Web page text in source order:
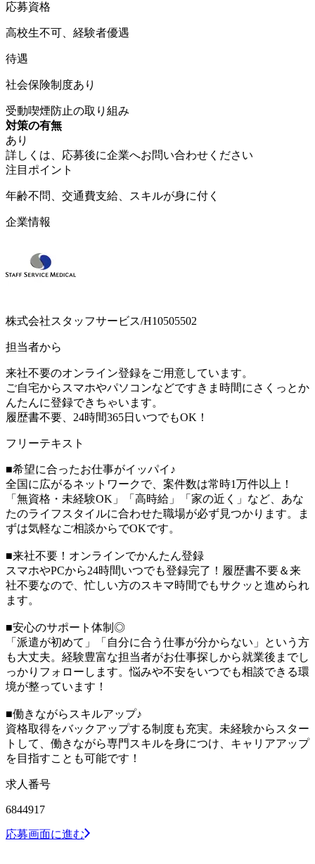
応募資格
高校生不可、経験者優遇
待遇
社会保険制度あり
受動喫煙防止の取り組み
対策の有無
あり
詳しくは、応募後に企業へお問い合わせください
注目ポイント
年齢不問、交通費支給、スキルが身に付く
企業情報
株式会社スタッフサービス/H10505502
担当者から
来社不要のオンライン登録をご用意しています。
ご自宅からスマホやパソコンなどですきま時間にさくっとか
んたんに登録できちゃいます。
履歴書不要、24時間365日いつでもOK！
フリーテキスト
■希望に合ったお仕事がイッパイ♪
全国に広がるネットワークで、案件数は常時1万件以上！
「無資格・未経験OK」「高時給」「家の近く」など、あな
たのライフスタイルに合わせた職場が必ず見つかります。ま
ずは気軽なご相談からでOKです。
■来社不要！オンラインでかんたん登録
スマホやPCから24時間いつでも登録完了！履歴書不要＆来
社不要なので、忙しい方のスキマ時間でもサクッと進められ
ます。
■安心のサポート体制◎
「派遣が初めて」「自分に合う仕事が分からない」という方
も大丈夫。経験豊富な担当者がお仕事探しから就業後までし
っかりフォローします。悩みや不安をいつでも相談できる環
境が整っています！
■働きながらスキルアップ♪
資格取得をバックアップする制度も充実。未経験からスター
トして、働きながら専門スキルを身につけ、キャリアアップ
を目指すことも可能です！
求人番号
6844917
応募画面に進む